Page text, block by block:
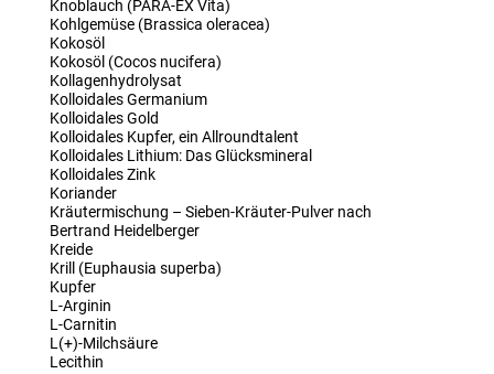
Knoblauch (PARA-EX Vita)
Kohlgemüse (Brassica oleracea)
Kokosöl
Kokosöl (Cocos nucifera)
Kollagenhydrolysat
Kolloidales Germanium
Kolloidales Gold
Kolloidales Kupfer, ein Allroundtalent
Kolloidales Lithium: Das Glücksmineral
Kolloidales Zink
Koriander
Kräutermischung – Sieben-Kräuter-Pulver nach
Bertrand Heidelberger
Kreide
Krill (Euphausia superba)
Kupfer
L-Arginin
L-Carnitin
L(+)-Milchsäure
Lecithin